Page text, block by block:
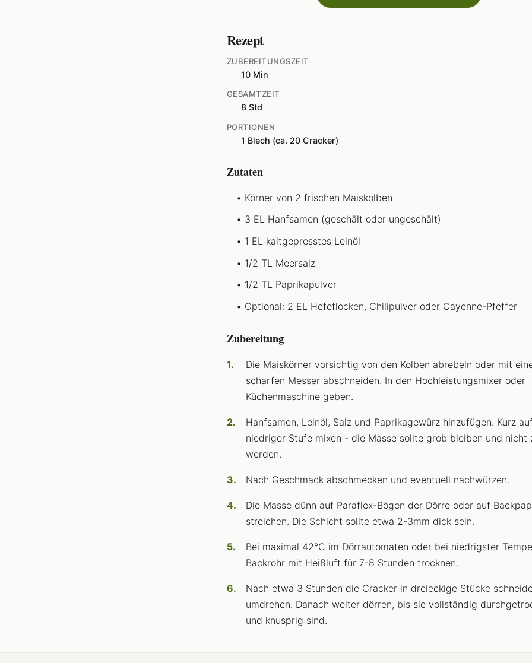
Rezept
ZUBEREITUNGSZEIT
10 Min
GESAMTZEIT
8 Std
PORTIONEN
1 Blech (ca. 20 Cracker)
Zutaten
Körner von 2 frischen Maiskolben
3 EL Hanfsamen (geschält oder ungeschält)
1 EL kaltgepresstes Leinöl
1/2 TL Meersalz
1/2 TL Paprikapulver
Optional: 2 EL Hefeflocken, Chilipulver oder Cayenne-Pfeffer
Zubereitung
Die Maiskörner vorsichtig von den Kolben abrebeln oder mit
scharfen Messer abschneiden. In den Hochleistungsmixer oder
Küchenmaschine geben.
Hanfsamen, Leinöl, Salz und Paprikagewürz hinzufügen. Kurz
niedriger Stufe mixen - die Masse sollte grob bleiben und nicht
werden.
Nach Geschmack abschmecken und eventuell nachwürzen.
Die Masse dünn auf Paraflex-Bögen der Dörre oder auf
streichen. Die Schicht sollte etwa 2-3mm dick sein.
Bei maximal 42°C im Dörrautomaten oder bei niedrigster
Backrohr mit Heißluft für 7-8 Stunden trocknen.
Nach etwa 3 Stunden die Cracker in dreieckige Stücke
umdrehen. Danach weiter dörren, bis sie vollständig
und knusprig sind.